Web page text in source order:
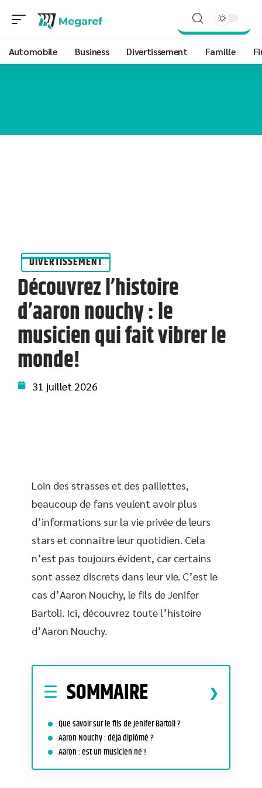
Automobile Business Divertissement Famille
DIVERTISSEMENT
Découvrez l’histoire
d’aaron nouchy : le
musicien qui fait vibrer le
monde!
31 juillet 2026
Loin des strasses et des paillettes,
beaucoup de fans veulent avoir plus
d’informations sur la vie privée de leurs
stars et connaître leur quotidien. Cela
n’est pas toujours évident, car certains
sont assez discrets dans leur vie. C’est le
cas d’Aaron Nouchy, le fils de Jenifer
Bartoli. Ici, découvrez toute l’histoire
d’Aaron Nouchy.
SOMMAIRE
Que savoir sur le fils de Jenifer Bartoli ?
Aaron Nouchy : déjà diplômé ?
Aaron : est un musicien né !